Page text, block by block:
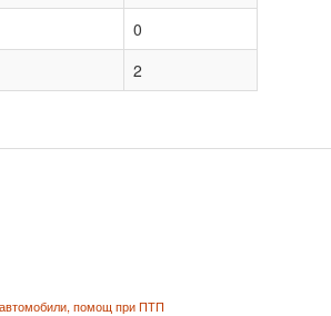
0
2
помощ при ПТП